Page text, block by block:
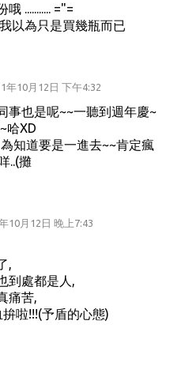
........... ="=
以為只是買幾瓶而已
年10月12日 下午4:32
事也是呢~~一聽到週年慶~
哈XD
知道要是一進去~~肯定瘋
..(攤
10月12日 晚上7:43
,
到處都是人,
痛苦,
啦!!!(予盾的心態)